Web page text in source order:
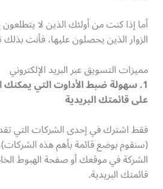
أما إذا كنت من أولئك الذين لا يتطلعون
الزوار الذين يحصلون عليها، فأنت بذلك
مميزات التسويق عبر البريد الإلكتروني
1. سهولة ضبط الأداوت التي
على قائمتك البريدية
فقط اشترك في إحدى الشركات التي
(سنقوم بوضع قائمة بأهم هذه
الشركة في موقعك أو صفحة الهبوط
قائمتك البريدية.